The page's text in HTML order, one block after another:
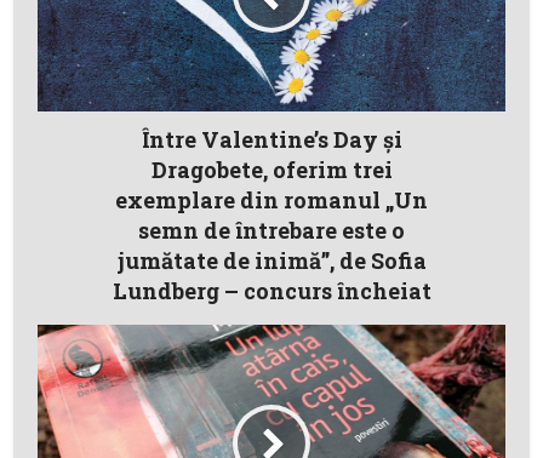
Între Valentine’s Day şi
Dragobete, oferim trei
exemplare din romanul „Un
semn de întrebare este o
jumătate de inimă”, de Sofia
Lundberg – concurs încheiat